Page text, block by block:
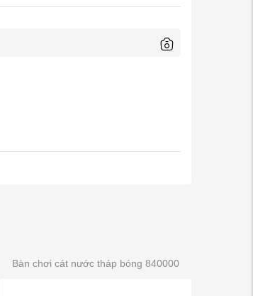
Bàn chơi cát nước tháp bóng 840000